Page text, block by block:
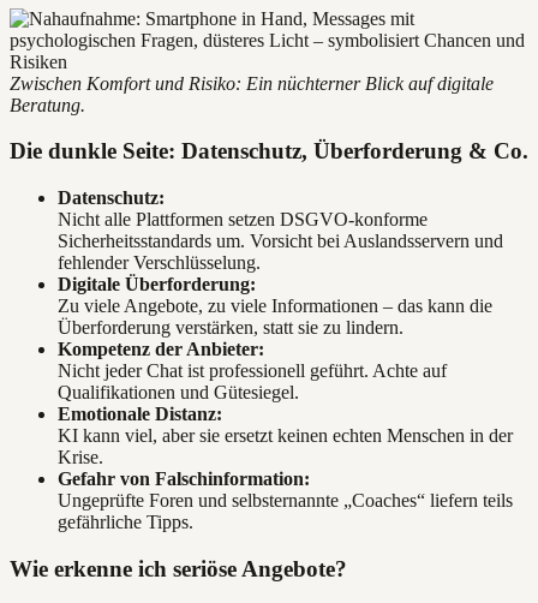
Zwischen Komfort und Risiko: Ein nüchterner Blick auf digitale
Beratung.
Die dunkle Seite: Datenschutz, Überforderung & Co.
Datenschutz:
Nicht alle Plattformen setzen DSGVO-konforme
Sicherheitsstandards um. Vorsicht bei Auslandsservern und
fehlender Verschlüsselung.
Digitale Überforderung:
Zu viele Angebote, zu viele Informationen – das kann die
Überforderung verstärken, statt sie zu lindern.
Kompetenz der Anbieter:
Nicht jeder Chat ist professionell geführt. Achte auf
Qualifikationen und Gütesiegel.
Emotionale Distanz:
KI kann viel, aber sie ersetzt keinen echten Menschen in der
Krise.
Gefahr von Falschinformation:
Ungeprüfte Foren und selbsternannte „Coaches“ liefern teils
gefährliche Tipps.
Wie erkenne ich seriöse Angebote?